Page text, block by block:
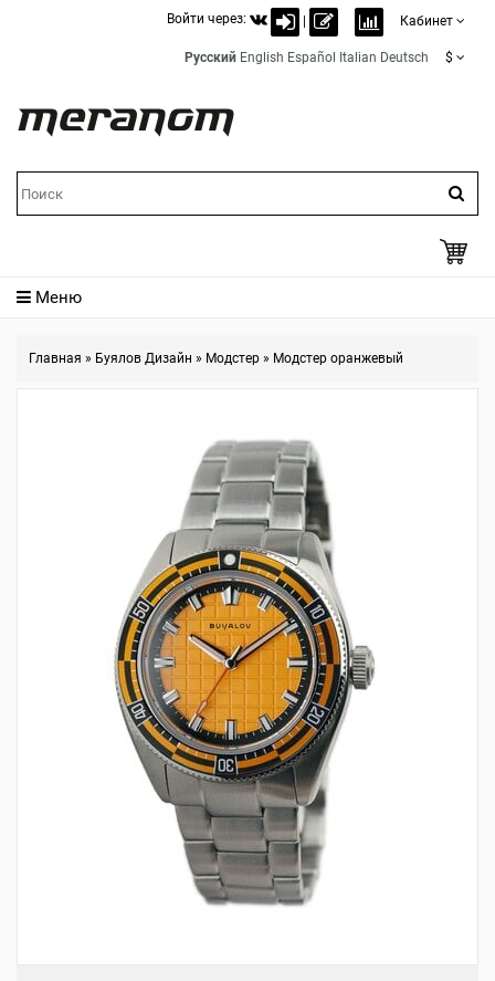
Войти через: Кабинет
Русский English Español Italian Deutsch $
Меню
Главная » Буялов Дизайн » Модстер » Модстер оранжевый